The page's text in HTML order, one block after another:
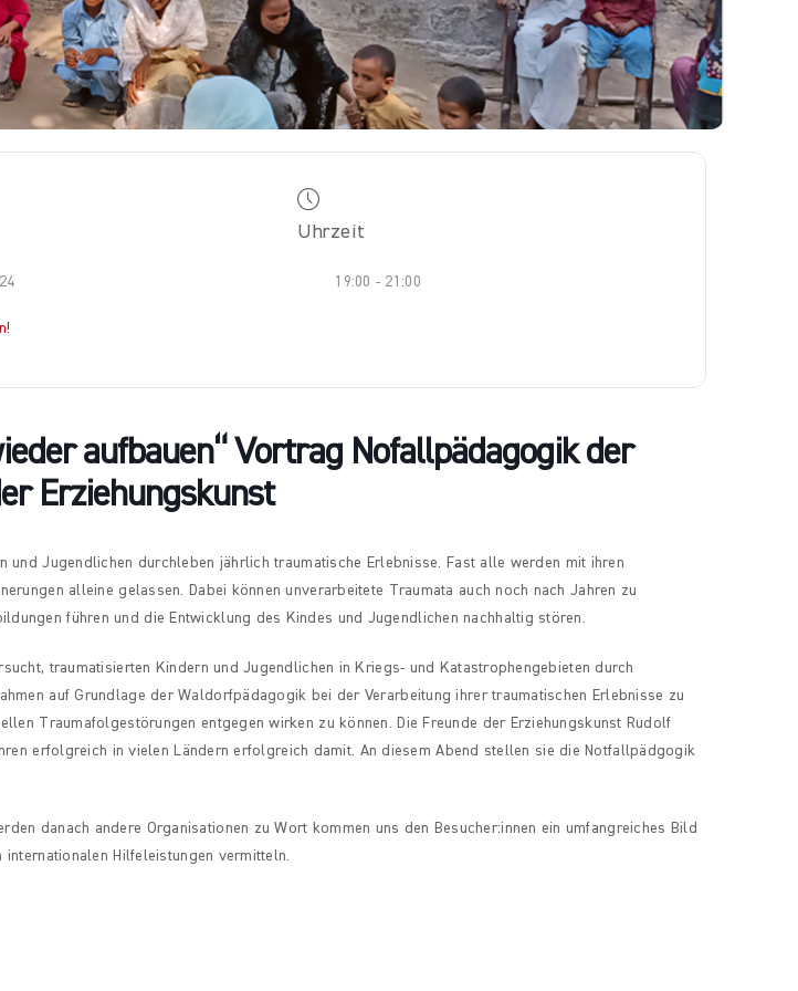
Uhrzeit
19:00 - 21:00
aufbauen“ Vortrag Nofallpädagogik der
Erziehungskunst
und Jugendlichen durchleben jährlich traumatische Erlebnisse. Fast alle werden mit ihren
alleine gelassen. Dabei können unverarbeitete Traumata auch noch nach Jahren zu
führen und die Entwicklung des Kindes und Jugendlichen nachhaltig stören.
traumatisierten Kindern und Jugendlichen in Kriegs- und Katastrophengebieten durch
auf Grundlage der Waldorfpädagogik bei der Verarbeitung ihrer traumatischen Erlebnisse zu
Traumafolgestörungen entgegen wirken zu können. Die Freunde der Erziehungskunst Rudolf
erfolgreich in vielen Ländern erfolgreich damit. An diesem Abend stellen sie die Notfallpädgogik
danach andere Organisationen zu Wort kommen uns den Besucher:innen ein umfangreiches Bild
internationalen Hilfeleistungen vermitteln.